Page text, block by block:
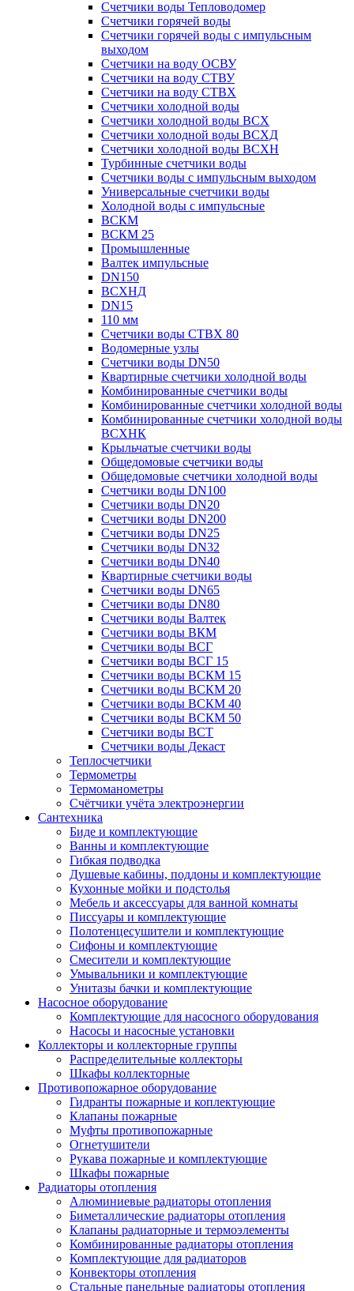
Счетчики воды Тепловодомер
Счетчики горячей воды
Счетчики горячей воды с импульсным
выходом
Счетчики на воду ОСВУ
Счетчики на воду СТВУ
Счетчики на воду СТВХ
Счетчики холодной воды
Счетчики холодной воды ВСХ
Счетчики холодной воды ВСХД
Счетчики холодной воды ВСХН
Турбинные счетчики воды
Счетчики воды с импульсным выходом
Универсальные счетчики воды
Холодной воды с импульсные
ВСКМ
ВСКМ 25
Промышленные
Валтек импульсные
DN150
ВСХНД
DN15
110 мм
Счетчики воды СТВХ 80
Водомерные узлы
Счетчики воды DN50
Квартирные счетчики холодной воды
Комбинированные счетчики воды
Комбинированные счетчики холодной воды
Комбинированные счетчики холодной воды
ВСХНК
Крыльчатые счетчики воды
Общедомовые счетчики воды
Общедомовые счетчики холодной воды
Счетчики воды DN100
Счетчики воды DN20
Счетчики воды DN200
Счетчики воды DN25
Счетчики воды DN32
Счетчики воды DN40
Квартирные счетчики воды
Счетчики воды DN65
Счетчики воды DN80
Счетчики воды Валтек
Счетчики воды ВКМ
Счетчики воды ВСГ
Счетчики воды ВСГ 15
Счетчики воды ВСКМ 15
Счетчики воды ВСКМ 20
Счетчики воды ВСКМ 40
Счетчики воды ВСКМ 50
Счетчики воды ВСТ
Счетчики воды Декаст
Теплосчетчики
Термометры
Термоманометры
Счётчики учёта электроэнергии
Сантехника
Биде и комплектующие
Ванны и комплектующие
Гибкая подводка
Душевые кабины, поддоны и комплектующие
Кухонные мойки и подстолья
Мебель и аксессуары для ванной комнаты
Писсуары и комплектующие
Полотенцесушители и комплектующие
Сифоны и комплектующие
Смесители и комплектующие
Умывальники и комплектующие
Унитазы бачки и комплектующие
Насосное оборудование
Комплектующие для насосного оборудования
Насосы и насосные установки
Коллекторы и коллекторные группы
Распределительные коллекторы
Шкафы коллекторные
Противопожарное оборудование
Гидранты пожарные и коплектующие
Клапаны пожарные
Муфты противопожарные
Огнетушители
Рукава пожарные и комплектующие
Шкафы пожарные
Радиаторы отопления
Алюминиевые радиаторы отопления
Биметаллические радиаторы отопления
Клапаны радиаторные и термоэлементы
Комбинированные радиаторы отопления
Комплектующие для радиаторов
Конвекторы отопления
Стальные панельные радиаторы отопления